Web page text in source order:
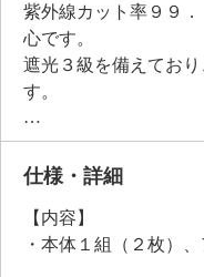
紫外線カット率９９
心です。
遮光３級を備えてお
す。
濃淡のある横糸を使
を配置することで、
た。
ンク上の空間へと演出
付属のアジャスター
仕様・詳細
【内容】
・本体１組（２枚）